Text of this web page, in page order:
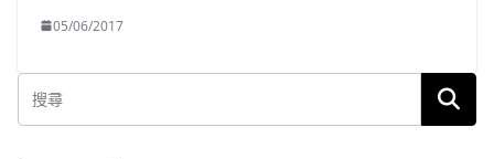
05/06/2017